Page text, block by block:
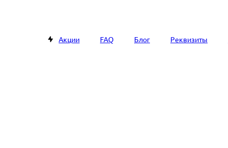
Акции FAQ Блог Реквизиты